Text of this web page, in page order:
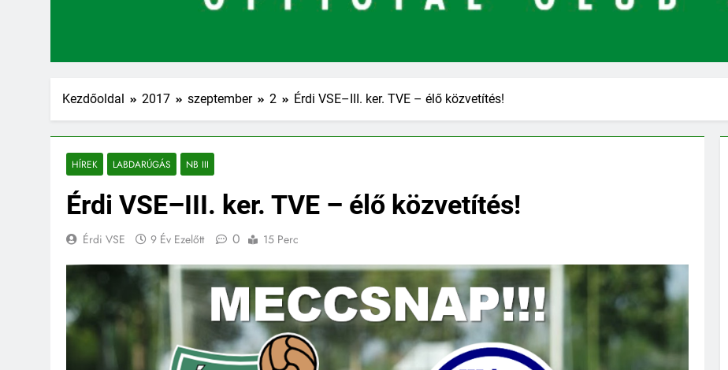
Kezdőoldal 2017 szeptember 2 Érdi VSE–III. ker. TVE – élő közvetítés!
HÍREK LABDARÚGÁS NB III
Érdi VSE–III. ker. TVE – élő közvetítés!
Érdi VSE 9 Év Ezelőtt 0 15 Perc